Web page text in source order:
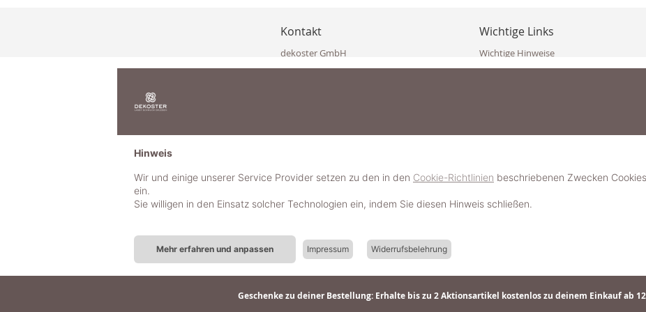
Geschenke zu deiner Bestellung: Erhalte bis zu 2 Aktionsartikel kostenlos zu deinem Einkauf ab
Kontakt
dekoster GmbH
Eisenkappler Str. 10
+43 677 623 47 410 (WhatsApp)
Wichtige Links
Wichtige Hinweise
Häufig gestellte Fragen (FAQ)
Schmuckerlebnis / Schmuckparty buchen
Schmuck- & Styleguide werden
Hinweis
Wir und einige unserer Service Provider setzen zu den in den Cookie-Richtlinien beschriebenen Zwecken
ein.
Sie willigen in den Einsatz solcher Technologien ein, indem Sie diesen Hinweis schließen.
Mehr erfahren und anpassen Impressum Widerrufsbelehrung